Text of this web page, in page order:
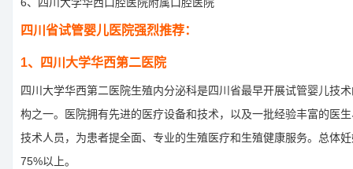
四川省试管婴儿医院强烈推荐：
1、四川大学华西第二医院
四川大学华西第二医院生殖内分泌科是四川省最早开展试管婴儿技
构之一。医院拥有先进的医疗设备和技术，以及一批经验丰富的医
技术人员，为患者提全面、专业的生殖医疗和生殖健康服务。总体
75%以上。